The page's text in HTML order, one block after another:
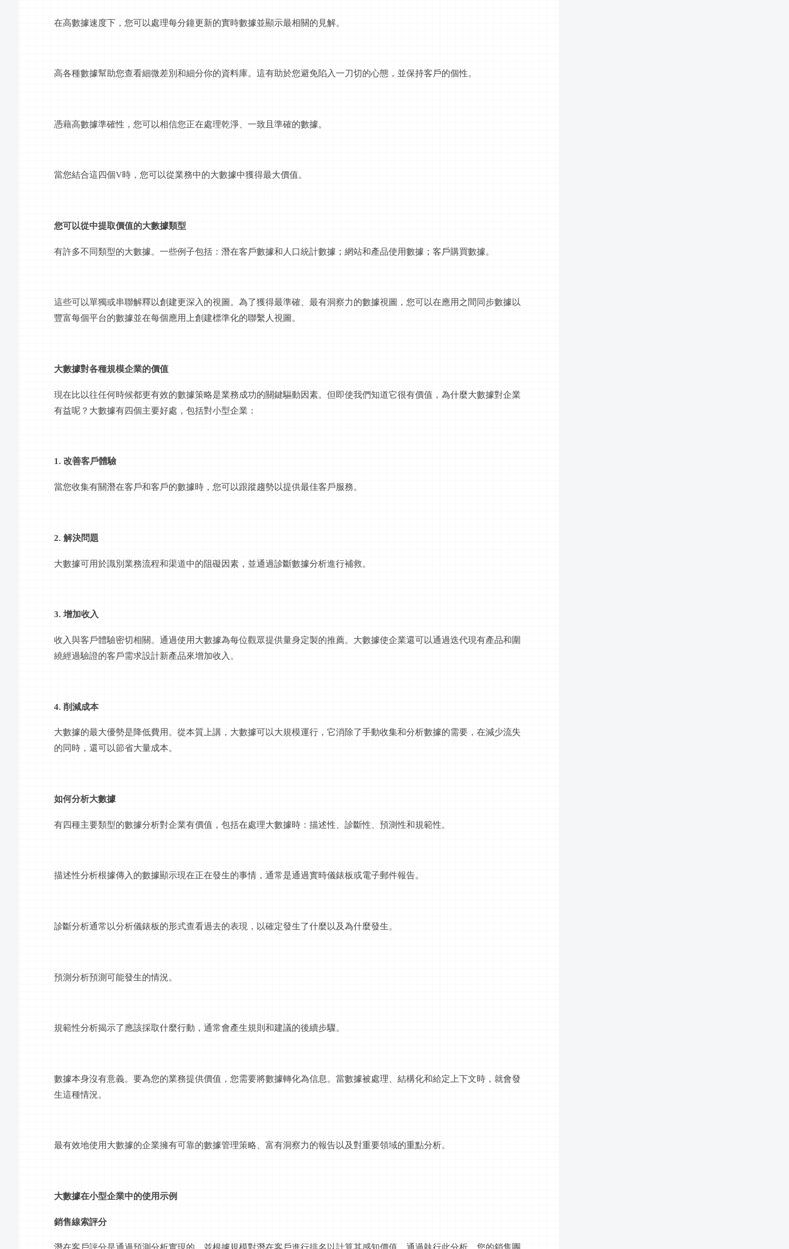
在高數據速度下，您可以處理每分鐘更新的實時數據並顯示最相關的見解。
高各種數據幫助您查看細微差別和細分你的資料庫。這有助於您避免陷入一刀切的心態，並保持客戶的個性。
憑藉高數據準確性，您可以相信您正在處理乾淨、一致且準確的數據。
當您結合這四個V時，您可以從業務中的大數據中獲得最大價值。
您可以從中提取價值的大數據類型
有許多不同類型的大數據。一些例子包括：潛在客戶數據和人口統計數據；網站和產品使用數據；客戶購買數據。
這些可以單獨或串聯解釋以創建更深入的視圖。為了獲得最準確、最有洞察力的數據視圖，您可以在應用之間同步數據以
豐富每個平台的數據並在每個應用上創建標準化的聯繫人視圖。
大數據對各種規模企業的價值
現在比以往任何時候都更有效的數據策略是業務成功的關鍵驅動因素。但即使我們知道它很有價值，為什麼大數據對企業
有益呢？大數據有四個主要好處，包括對小型企業：
1. 改善客戶體驗
當您收集有關潛在客戶和客戶的數據時，您可以跟蹤趨勢以提供最佳客戶服務。
2. 解決問題
大數據可用於識別業務流程和渠道中的阻礙因素，並通過診斷數據分析進行補救。
3. 增加收入
收入與客戶體驗密切相關。通過使用大數據為每位觀眾提供量身定製的推薦。大數據使企業還可以通過迭代現有產品和圍
繞經過驗證的客戶需求設計新產品來增加收入。
4. 削減成本
大數據的最大優勢是降低費用。從本質上講，大數據可以大規模運行，它消除了手動收集和分析數據的需要，在減少流失
的同時，還可以節省大量成本。
如何分析大數據
有四種主要類型的數據分析對企業有價值，包括在處理大數據時：描述性、診斷性、預測性和規範性。
描述性分析根據傳入的數據顯示現在正在發生的事情，通常是通過實時儀錶板或電子郵件報告。
診斷分析通常以分析儀錶板的形式查看過去的表現，以確定發生了什麼以及為什麼發生。
預測分析預測可能發生的情況。
規範性分析揭示了應該採取什麼行動，通常會產生規則和建議的後續步驟。
數據本身沒有意義。要為您的業務提供價值，您需要將數據轉化為信息。當數據被處理、結構化和給定上下文時，就會發
生這種情況。
最有效地使用大數據的企業擁有可靠的數據管理策略、富有洞察力的報告以及對重要領域的重點分析。
大數據在小型企業中的使用示例
銷售線索評分